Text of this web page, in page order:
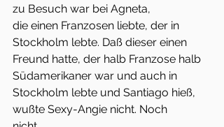
zu Besuch war bei Agneta,
die einen Franzosen liebte, der in
Stockholm lebte. Daß dieser einen
Freund hatte, der halb Franzose halb
Südamerikaner war und auch in
Stockholm lebte und Santiago hieß,
wußte Sexy-Angie nicht. Noch